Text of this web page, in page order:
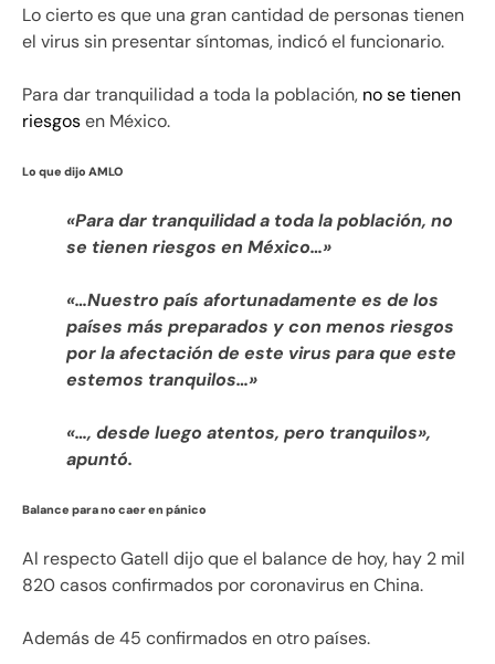
Lo cierto es que una gran cantidad de personas tienen
el virus sin presentar síntomas, indicó el funcionario.
Para dar tranquilidad a toda la población, no se tienen
riesgosen México.
Lo que dijo AMLO
«Para dar tranquilidad a toda la población, no
se tienen riesgos en México…»
«…Nuestro país afortunadamente es de los
países más preparados y con menos riesgos
por la afectación de este virus para que este
estemos tranquilos…»
«…, desde luego atentos, pero tranquilos»,
apuntó.
Balance para no caer en pánico
Al respecto Gatell dijo que el balance de hoy, hay 2 mil
820 casos confirmados por coronavirus en China.
Además de 45 confirmados en otro países.